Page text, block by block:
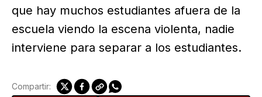
que hay muchos estudiantes afuera de la
escuela viendo la escena violenta, nadie
interviene para separar a los estudiantes.
Compartir: